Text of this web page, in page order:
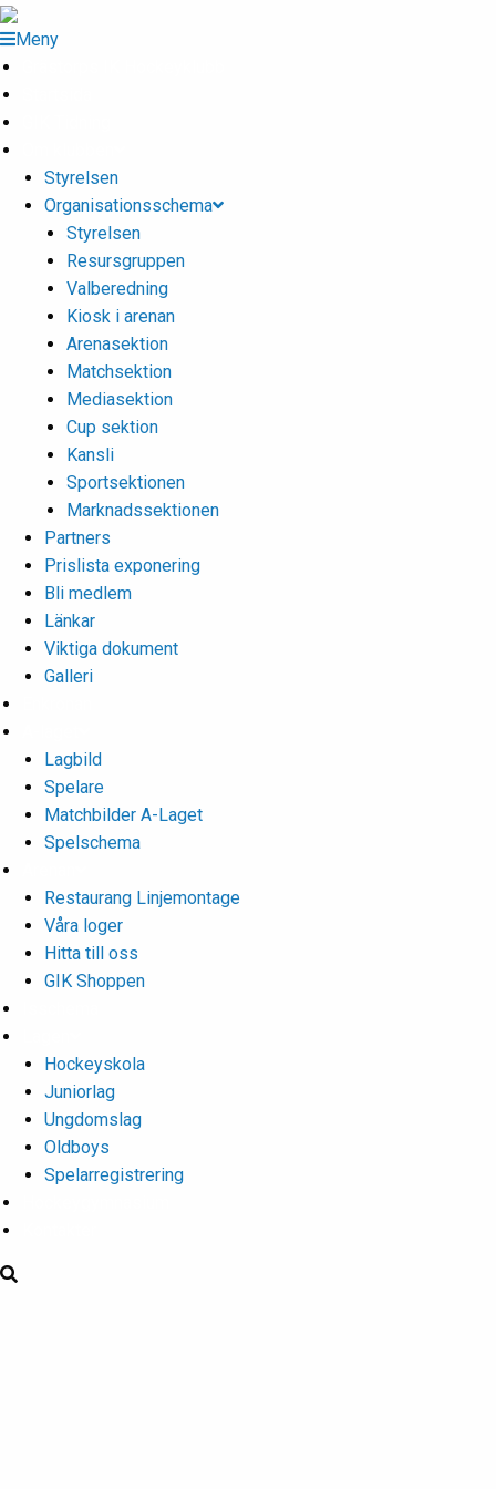
Meny
Styrelsen
Organisationsschema
Styrelsen
Resursgruppen
Valberedning
Kiosk i arenan
Arenasektion
Matchsektion
Mediasektion
Cup sektion
Kansli
Sportsektionen
Marknadssektionen
Partners
Prislista exponering
Bli medlem
Länkar
Viktiga dokument
Galleri
Lagbild
Spelare
Matchbilder A-Laget
Spelschema
Restaurang Linjemontage
Våra loger
Hitta till oss
GIK Shoppen
Hockeyskola
Juniorlag
Ungdomslag
Oldboys
Spelarregistrering